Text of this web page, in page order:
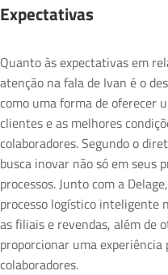
Expectativas
Quanto às expectativas em
atenção na fala de Ivan é o
como uma forma de oferecer
clientes e as melhores
colaboradores. Segundo o
busca inovar não só em seus
processos. Junto com a
processo logístico inteligente
as filiais e revendas, além de
proporcionar uma
colaboradores.